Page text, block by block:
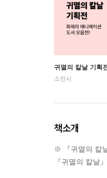
귀멸의 칼날 기획
소진시
책소개
※ 『귀멸의 칼
『귀멸의 칼날